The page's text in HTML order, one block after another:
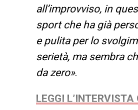
all’improvviso, in
sport che ha già
e pulita per lo
serietà, ma sembra
da zero».
LEGGI